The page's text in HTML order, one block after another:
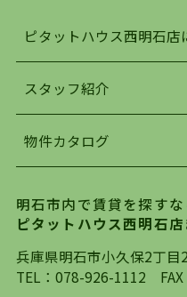
明石駅・西明石駅を中
でお部屋探している方
お探しになってくださ
を行っており地域最大
ります。店頭で限られ
自身でインターネット
探していただき、選択
対して、専門知識を持
せていただくスタイル
ピタットハウス西明石店
スタッフ紹介
物件カタログ
明石市内で賃貸を探すな
ピタットハウス西明石店
兵庫県明石市小久保2丁目
TEL： 078-926-1112